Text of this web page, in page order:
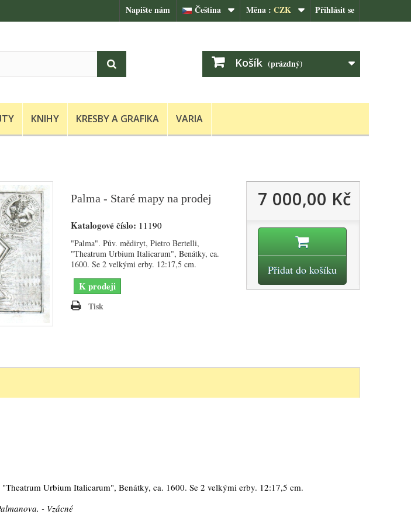
Přihlásit se
Měna : CZK
Čeština
Napište nám
Košík (prázdný)
KNIHY KRESBY A GRAFIKA VARIA
Palma - Staré mapy na prodej
Katalogové číslo: 11190
"Palma". Pův. mědiryt, Pietro Bertelli,
"Theatrum Urbium Italicarum", Benátky, ca.
1600. Se 2 velkými erby. 12:17,5 cm.
K prodeji
Tisk
7 000,00 Kč
Přidat do košíku
Urbium Italicarum", Benátky, ca. 1600. Se 2 velkými erby. 12:17,5 cm.
- Vzácné